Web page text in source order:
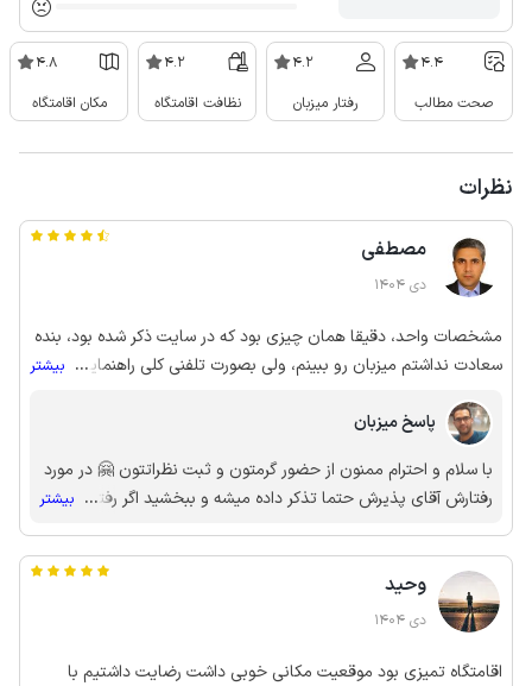
4.4
صحت مطالب
4.2
رفتار میزبان
4.2
نظافت اقامتگاه
4.8
مکان اقامتگاه
نظرات
مصطفی
دی 1404
مشخصات واحد، دقیقا همان چیزی بود که در سایت ذکر شده بود، بنده
سعادت نداشتم میزبان رو ببینم، ولی بصورت تلفنی کلی راهنمایی کردند.
حضور داشتند، گویا اعصاب نداشتند و اصلا نمیخاستن حرف بزنن. وگرنه
همه چیز بسیار عالی بود. تشکر میکنم از میزبان محترم و این اقامتگاه
رو به همه کسانی که قصد سفر به قشم رو دارن پیشنهاد میکنم. چون
داخل بازار قدیم قشم هست و مخصوصا در این موقع از سال، بسیار
لذت بخشه.
... بیشتر
پاسخ میزبان
با سلام و احترام ممنون از حضور گرمتون و ثبت نظراتتون 🤗 در مورد
رفتارش آقای پذیرش حتما تذکر داده میشه و ببخشید اگر رفتار سردی
میشیم بازم تشریف بیارید در خدمتتون باشیم 🌷
... بیشتر
وحید
دی 1404
اقامتگاه تمیزی بود موقعیت مکانی خوبی داشت رضایت داشتیم با